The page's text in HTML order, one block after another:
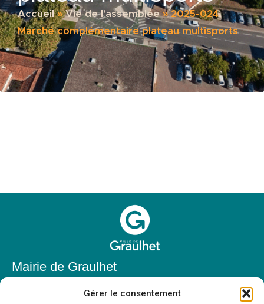
Gérer le consentement
Accueil»Vie de l'assemblée»2025-024
Marché complémentaire plateau multisports
Mairie de Graulhet
81300 Graulhet